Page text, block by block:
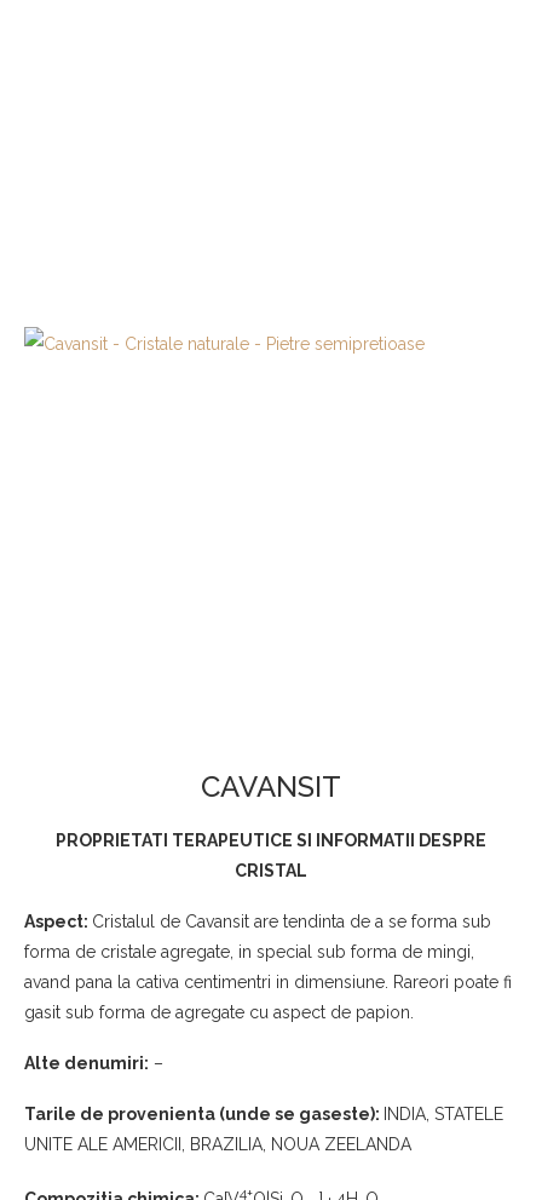
CAVANSIT
PROPRIETATI TERAPEUTICE SI INFORMATII
DESPRE
CRISTAL
Aspect: Cristalul de Cavansit are tendinta de a se forma sub
forma de cristale agregate, in special sub forma de mingi,
avand pana la cativa centimentri in dimensiune. Rareori poate fi
gasit sub forma de agregate cu aspect de papion.
Alte denumiri: –
Tarile de provenienta (unde se gaseste): INDIA, STATELE
UNITE ALE AMERICII, BRAZILIA, NOUA ZEELANDA
4+